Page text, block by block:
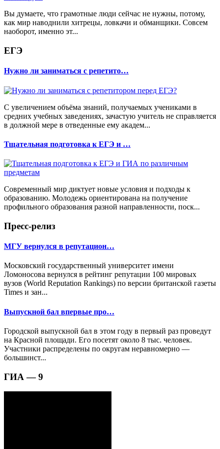
Вы думаете, что грамотные люди сейчас не нужны, потому,
как мир наводнили хитрецы, ловкачи и обманщики. Совсем
наоборот, именно эт...
ЕГЭ
Нужно ли заниматься с репетито…
С увеличением объёма знаний, получаемых учениками в
средних учебных заведениях, зачастую учитель не справляется
в должной мере в отведенные ему академ...
Тщательная подготовка к ЕГЭ и …
Современный мир диктует новые условия и подходы к
образованию. Молодежь ориентирована на получение
профильного образования разной направленности, поск...
Пресс-релиз
МГУ вернулся в репутацион…
Московский государственный университет имени
Ломоносова вернулся в рейтинг репутации 100 мировых
вузов (World Reputation Rankings) по версии британской газеты
Times и зан...
Выпускной бал впервые про…
Городской выпускной бал в этом году в первый раз проведут
на Красной площади. Его посетят около 8 тыс. человек.
Участники распределены по округам неравномерно —
большинст...
ГИА — 9